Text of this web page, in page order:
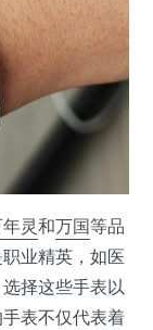
灵和万国等品
业精英，如医
择这些手表以
表不仅代表着